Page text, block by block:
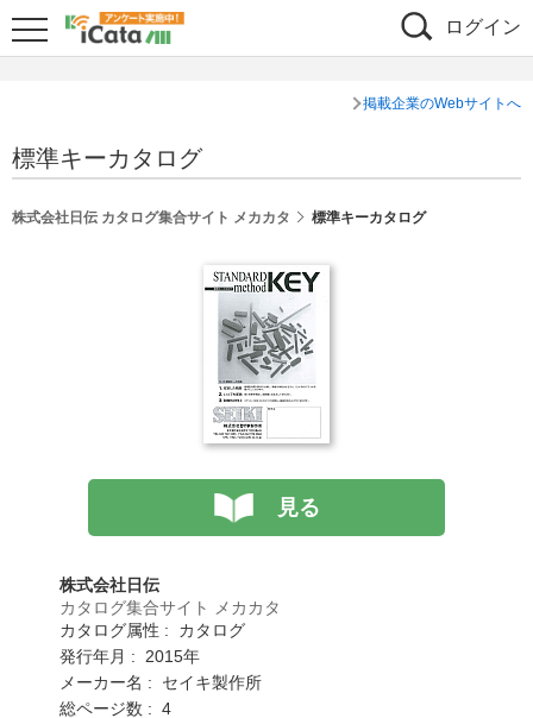
ログイン
掲載企業のWebサイトへ
標準キーカタログ
株式会社日伝 カタログ集合サイト メカカタ 標準キーカタログ
見る
株式会社日伝
カタログ集合サイト メカカタ
カタログ属性 : カタログ
発行年月 : 2015年
メーカー名 : セイキ製作所
総ページ数 : 4